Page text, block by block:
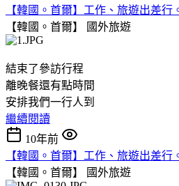
【韓國。首爾】工作、旅遊出差行
【韓國。首爾】
國外旅遊
結束了參訪行程
離晚餐還有點時間
安排我們一行人到
繼續閱讀
10年前
【韓國。首爾】工作、旅遊出差
【韓國。首爾】
國外旅遊